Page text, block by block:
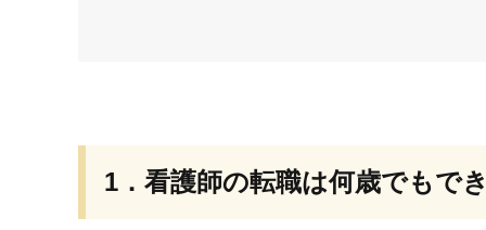
1．看護師の転職は何歳でもで